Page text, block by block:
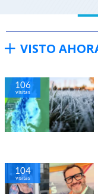
VISTO
106
visitas
104
visitas